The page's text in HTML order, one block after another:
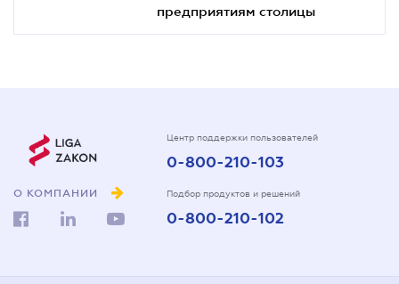
предприятиям столицы
О КОМПАНИИ
Центр поддержки пользователей
0-800-210-103
Подбор продуктов и решений
0-800-210-102